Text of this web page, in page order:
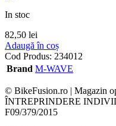
In stoc
82,50 lei
Adaugă în coș
Cod Produs: 234012
Brand M-WAVE
© BikeFusion.ro | Magazin
ÎNTREPRINDERE
F09/379/2015